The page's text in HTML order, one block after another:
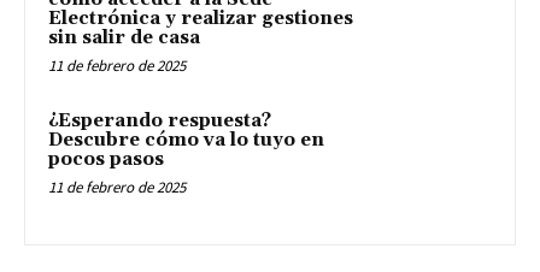
Electrónica y realizar gestiones
sin salir de casa
11 de febrero de 2025
¿Esperando respuesta?
Descubre cómo va lo tuyo en
pocos pasos
11 de febrero de 2025